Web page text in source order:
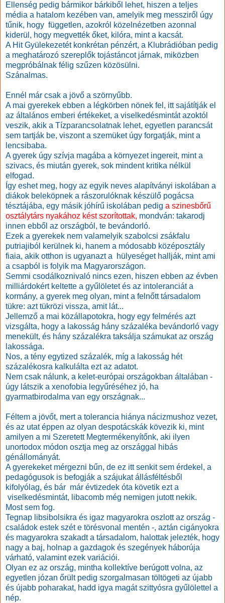
Ellenség pedig bármikor bárkiből lehet, hiszen a teljes
média a hatalom kezében van, amelyik meg messziről úgy
tűnik, hogy független, azokról közelnézetben azonnal
kiderül, hogy megvették őket, kilóra, mint a kacsát.
A Hit Gyülekezetét konkrétan pénzért, a Klubrádióban pedig
a meghatározó szereplők tojástáncot járnak, miközben
megpróbálnak félig szűzen közösülni.
Szánalmas.
Ennél már csak a jövő a szörnyűbb.
A mai gyerekek ebben a légkörben nönek fel, itt sajátítják el
az általános emberi értékeket, a viselkedésmintát azoktól
veszik, akik a Tízparancsolatnak lehet, egyetlen parancsát
sem tartják be, viszont a szemüket úgy forgatják, mint a
lencsibaba.
A gyerek úgy szívja magába a környezet ingereit, mint a
szivacs, és miután gyerek, sok mindent kritika nélkül
elfogad.
Így eshet meg, hogy az egyik neves alapítványi iskolában a
diákok beleköpnek a rászorulóknak készülő pogácsa
tésztájába, egy másik jóhírű iskolában pedig a szinesbőrű
osztálytárs nyakához kést szorítottak, mondván: takarodj
innen ebből az országból, te bevándorló.
Ezek a gyerekek nem valamelyik szabolcsi zsákfalu
putriajiból kerülnek ki, hanem a módosabb középosztály
fiaia, akik otthon is ugyanazt a hülyeséget hallják, mint ami
a csapból is folyik ma Magyarországon.
Semmi csodálkoznivaló nincs ezen, hiszen ebben az évben
milliárdokért keltette a gyűlöletet és az intoleranciát a
kormány, a gyerek meg olyan, mint a felnőtt társadalom
tükre: azt tükrözi vissza, amit lát...
Jellemző a mai közállapotokra, hogy egy felmérés azt
vizsgálta, hogy a lakosság hány százaléka bevándorló vagy
menekült, és hány százalékra taksálja számukat az ország
lakossága.
Nos, a tény egytized százalék, míg a lakosság hét
százalékosra kalkulálta ezt az adatot.
Nem csak nálunk, a kelet-európai országokban általában -
úgy látszik a xenofobia legyűréséhez jó, ha
gyarmatbirodalma van egy országnak...
Féltem a jövőt, mert a tolerancia hiánya nácizmushoz vezet,
és az utat éppen az olyan despotácskák kövezik ki, mint
amilyen a mi Szeretett Megtermékenyítőnk, aki ilyen
unortodox módon osztja meg az országgal hibás
génállományát.
A gyerekeket mérgezni bűn, de ez itt senkit sem érdekel, a
pedagógusok is befogják a szájukat állásféltésből
kifolyólag, és bár már évtizedek óta követik ezt a
viselkedésmintát, libacomb még nemigen jutott nekik.
Most sem fog.
Tegnap libsibolsikra és igaz magyarokra oszlott az ország -
családok estek szét e törésvonal mentén -, aztán cigányokra
és magyarokra szakadt a társadalom, halottak jelezték, hogy
nagy a baj, holnap a gazdagok és szegények háborúja
várható, valamint ezek variációi.
Olyan ez az ország, mintha kollektíve berúgott volna, az
egyetlen józan őrült pedig szorgalmasan töltögeti az újabb
és újabb poharakat, hadd igya magát szittyósra gyűlölettel a
nép.